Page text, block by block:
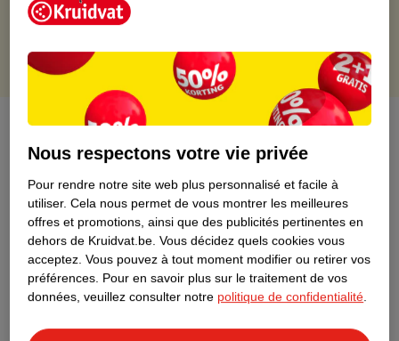
Points gratuits avec ta carte Kruidvat
À propos de ce produit
Informations relatives au produit
Informations figurant sur l'étiquette
Nature Impact Score
Ce produit n’a (pas encore) de "Nature
Nous respectons votre vie privée
Pour rendre notre site web plus personnalisé et facile à
utiliser. Cela nous permet de vous montrer les meilleures
offres et promotions, ainsi que des publicités pertinentes en
dehors de Kruidvat.be. Vous décidez quels cookies vous
acceptez. Vous pouvez à tout moment modifier ou retirer vos
préférences. Pour en savoir plus sur le traitement de vos
données, veuillez consulter notre politique de confidentialité.